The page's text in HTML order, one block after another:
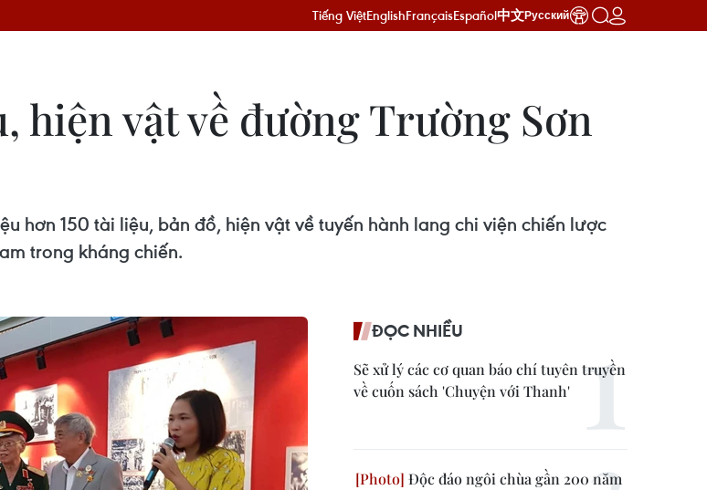
Tiếng ViệtEnglishFrançaisEspañol中文Русский
hiện vật về đường Trường Sơn
hơn 150 tài liệu, bản đồ, hiện vật về tuyến hành lang chi viện chiến lược
trong kháng chiến.
ĐỌC NHIỀU
Sẽ xử lý các cơ quan báo chí tuyên truyền
về cuốn sách 'Chuyện với Thanh'
Độc đáo ngôi chùa gần 200 năm